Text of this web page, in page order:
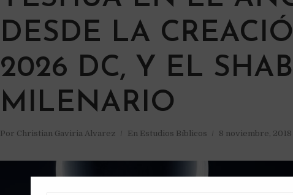
DESDE LA
2026 DC, Y EL
MILENARIO
Por Christian Gaviria Alvarez En Estudios Bíblicos 8 noviembre, 2018